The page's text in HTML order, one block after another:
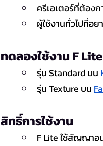
ครีเอเตอร์ที่ต้อง
ผู้ใช้งานทั่วไปที่อ
ทดลองใช้งาน F
รุ่น Standard บน
รุ่น Texture บน
สิทธิ์การใช้งาน
F Lite ใช้สัญญา